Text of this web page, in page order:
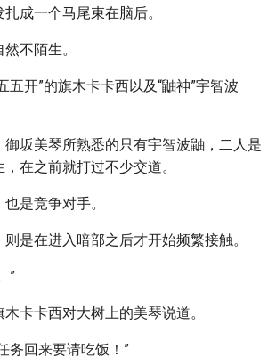
成一个马尾束在脑后。
不陌生。
五开”的旗木卡卡西以及“鼬神”宇智波
御坂美琴所熟悉的只有宇智波鼬，二人是
在之前就打过不少交道。
是竞争对手。
是在进入暗部之后才开始频繁接触。
”
卡卡西对大树上的美琴说道。
务回来要请吃饭！”